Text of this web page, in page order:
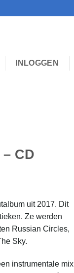
INLOGGEN
CD
uit 2017. Dit
Ze werden
Russian Circles,
Sky.
instrumentale mix